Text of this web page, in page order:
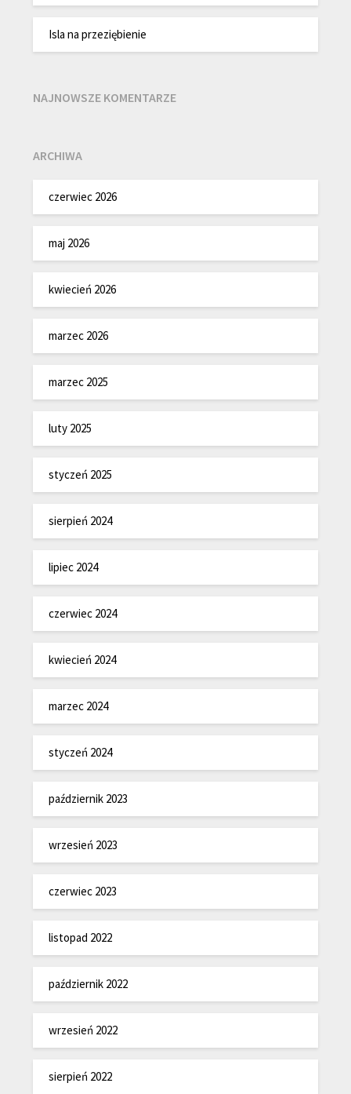
Isla na przeziębienie
NAJNOWSZE KOMENTARZE
ARCHIWA
czerwiec 2026
maj 2026
kwiecień 2026
marzec 2026
marzec 2025
luty 2025
styczeń 2025
sierpień 2024
lipiec 2024
czerwiec 2024
kwiecień 2024
marzec 2024
styczeń 2024
październik 2023
wrzesień 2023
czerwiec 2023
listopad 2022
październik 2022
wrzesień 2022
sierpień 2022